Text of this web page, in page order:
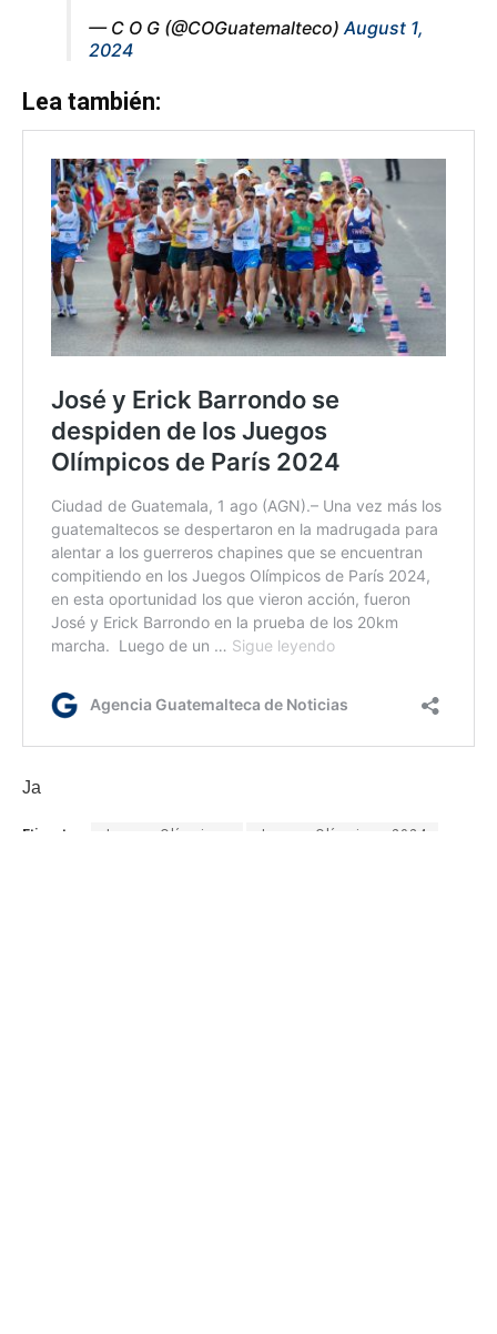
— C O G (@COGuatemalteco) August 1,
2024
Lea también:
Ja
Etiquetas: Juegos Olímpicos Juegos Olímpicos 2024